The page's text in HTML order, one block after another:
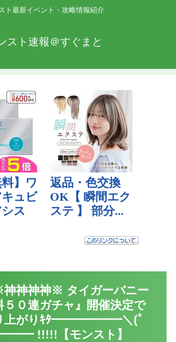
ト最新イベント・攻略情報紹介
スト速報＠すぐまと
神神神神※ タイガーバニー
５０連ガチャ』開催決定で
上がりｷﾀ━━━━━━＼(ﾟ
!!!!!【モンスト】